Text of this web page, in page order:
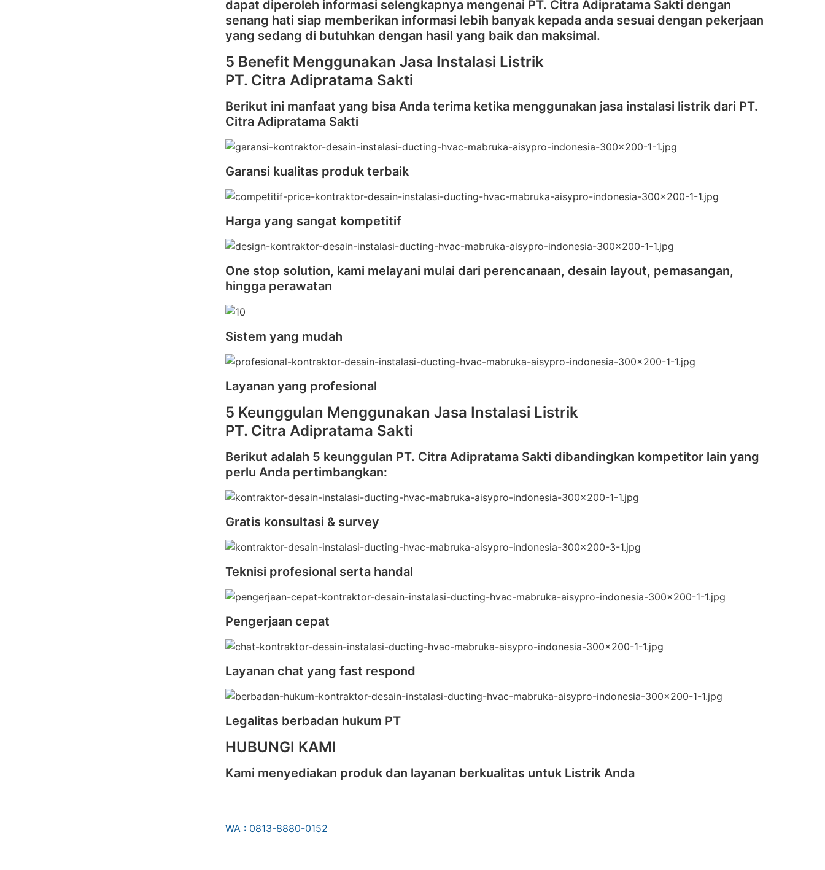
dapat diperoleh informasi selengkapnya mengenai PT. Citra Adipratama Sakti dengan
senang hati siap memberikan informasi lebih banyak kepada anda sesuai dengan pekerjaan
yang sedang di butuhkan dengan hasil yang baik dan maksimal.
5 Benefit Menggunakan Jasa Instalasi Listrik
PT. Citra Adipratama Sakti
Berikut ini manfaat yang bisa Anda terima ketika menggunakan jasa instalasi listrik dari PT.
Citra Adipratama Sakti
Garansi kualitas produk terbaik
Harga yang sangat kompetitif
One stop solution, kami melayani mulai dari perencanaan, desain layout, pemasangan,
hingga perawatan
Sistem yang mudah
Layanan yang profesional
5 Keunggulan Menggunakan Jasa Instalasi Listrik
PT. Citra Adipratama Sakti
Berikut adalah 5 keunggulan PT. Citra Adipratama Sakti dibandingkan kompetitor lain yang
perlu Anda pertimbangkan:
Gratis konsultasi & survey
Teknisi profesional serta handal
Pengerjaan cepat
Layanan chat yang fast respond
Legalitas berbadan hukum PT
HUBUNGI KAMI
Kami menyediakan produk dan layanan berkualitas untuk Listrik Anda
WA : 0813-8880-0152